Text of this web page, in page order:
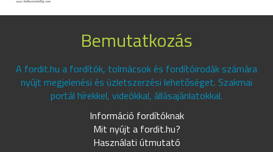
Bemutatkozás
A fordit.hu a fordítók, tolmácsok és fordítóirodák számára
nyújt megjelenési és üzletszerzési lehetőséget. Szakmai
portál hírekkel, videókkal, állásajánlatokkal.
Információ fordítóknak
Mit nyújt a fordit.hu?
Használati útmutató